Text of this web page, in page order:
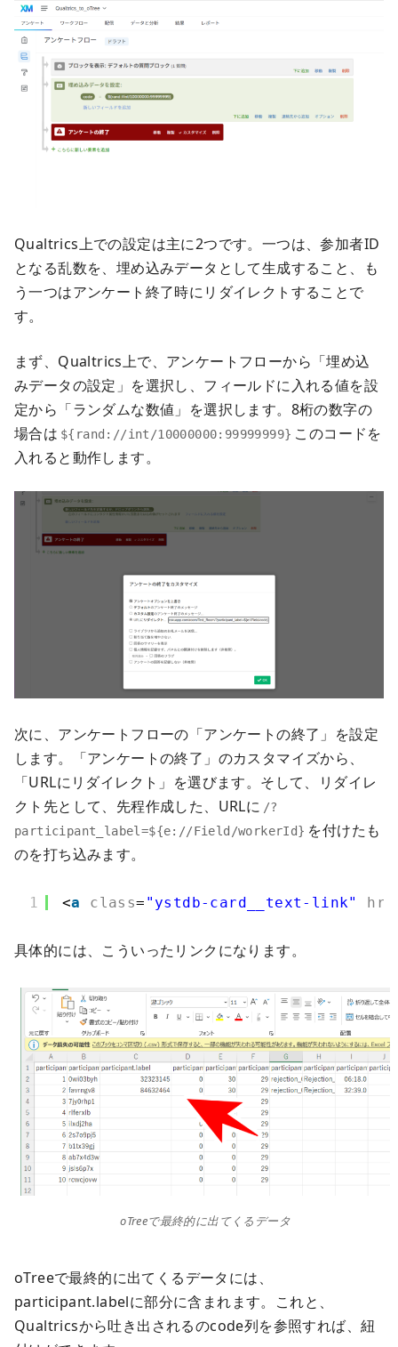
Qualtrics上での設定は主に2つです。一つは、参加者ID
となる乱数を、埋め込みデータとして生成すること、も
う一つはアンケート終了時にリダイレクトすることで
す。
まず、Qualtrics上で、アンケートフローから「埋め込
みデータの設定」を選択し、フィールドに入れる値を設
定から「ランダムな数値」を選択します。8桁の数字の
場合は ${rand://int/10000000:99999999} このコードを
入れると動作します。
次に、アンケートフローの「アンケートの終了」を設定
します。「アンケートの終了」のカスタマイズから、
「URLにリダイレクト」を選びます。そして、リダイレ
クト先として、先程作成した、URLに /?
participant_label=${e://Field/workerId} を付けたも
のを打ち込みます。
1 <a class= "ystdb-card__text-link"
具体的には、こういったリンクになります。
oTreeで最終的に出てくるデータ
oTreeで最終的に出てくるデータには、
participant.labelに部分に含まれます。これと、
Qualtricsから吐き出されるのcode列を参照すれば、紐